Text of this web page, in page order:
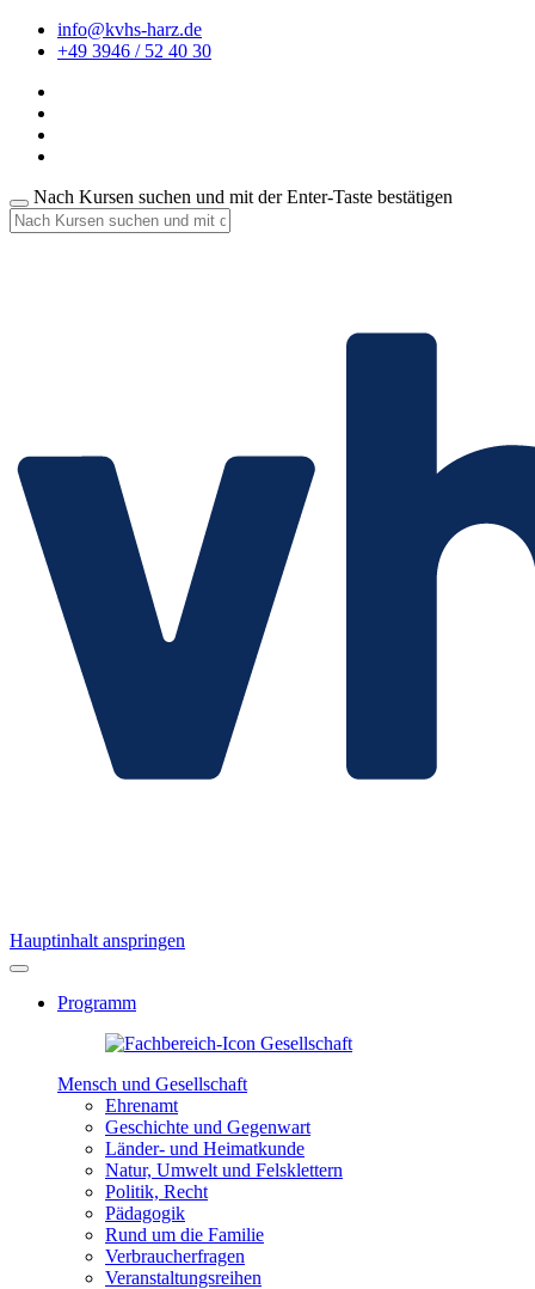
info@kvhs-harz.de
+49 3946 / 52 40 30
Nach Kursen suchen und mit der Enter-Taste bestätigen
Hauptinhalt anspringen
Programm
Mensch und Gesellschaft
Ehrenamt
Geschichte und Gegenwart
Länder- und Heimatkunde
Natur, Umwelt und Felsklettern
Politik, Recht
Pädagogik
Rund um die Familie
Verbraucherfragen
Veranstaltungsreihen